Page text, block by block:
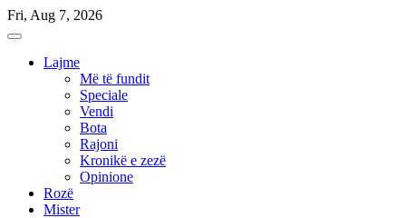
Skip
to
Fri, Aug 7, 2026
Lajme
Më të fundit
Speciale
Vendi
Bota
Rajoni
Kronikë e zezë
Opinione
Rozë
Mister